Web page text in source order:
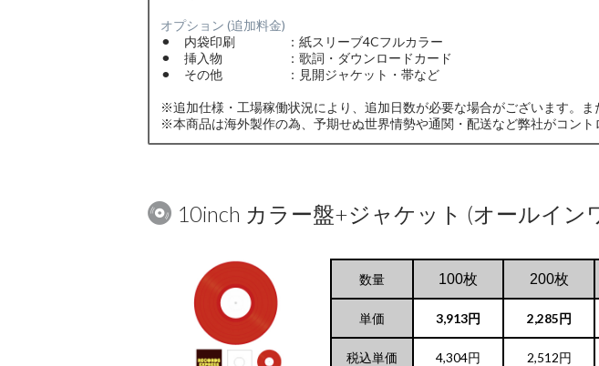
オプション (追加料金)
⚫︎ 内袋印刷 ：紙スリーブ4Cフルカラー
⚫︎ 挿入物 ：歌詞・ダウンロードカード
⚫︎ その他 ：見開ジャケット・帯など
※追加仕様・工場稼働状況により、追加日数が必要な場合がございます。
※本商品は海外製作の為、予期せぬ世界情勢や通関・配送など弊社がコン
10inch カラー盤+ジャケット (オールイン
数量 100枚 200枚
単価 3,913円 2,285円
税込単価 4,304円 2,512円